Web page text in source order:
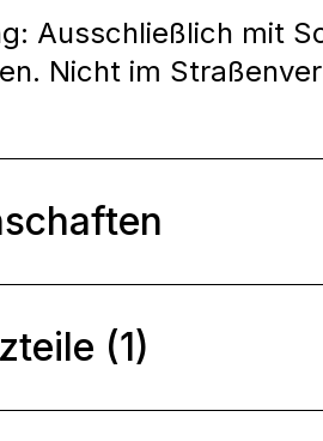
Ausschließlich mit
Nicht im
(1)